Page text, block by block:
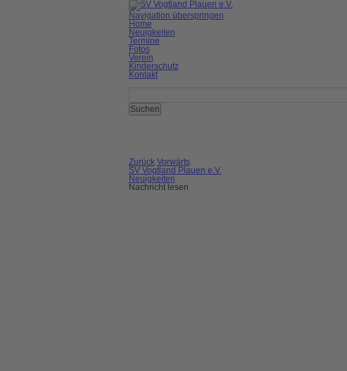
Navigation überspringen
Home
Neuigkeiten
Termine
Fotos
Verein
Kinderschutz
Kontakt
Zurück Vorwärts
SV Vogtland Plauen e.V.
Neuigkeiten
Nachricht lesen